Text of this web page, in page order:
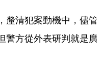
釐清犯案動機中，儘管
警方從外表研判就是廣